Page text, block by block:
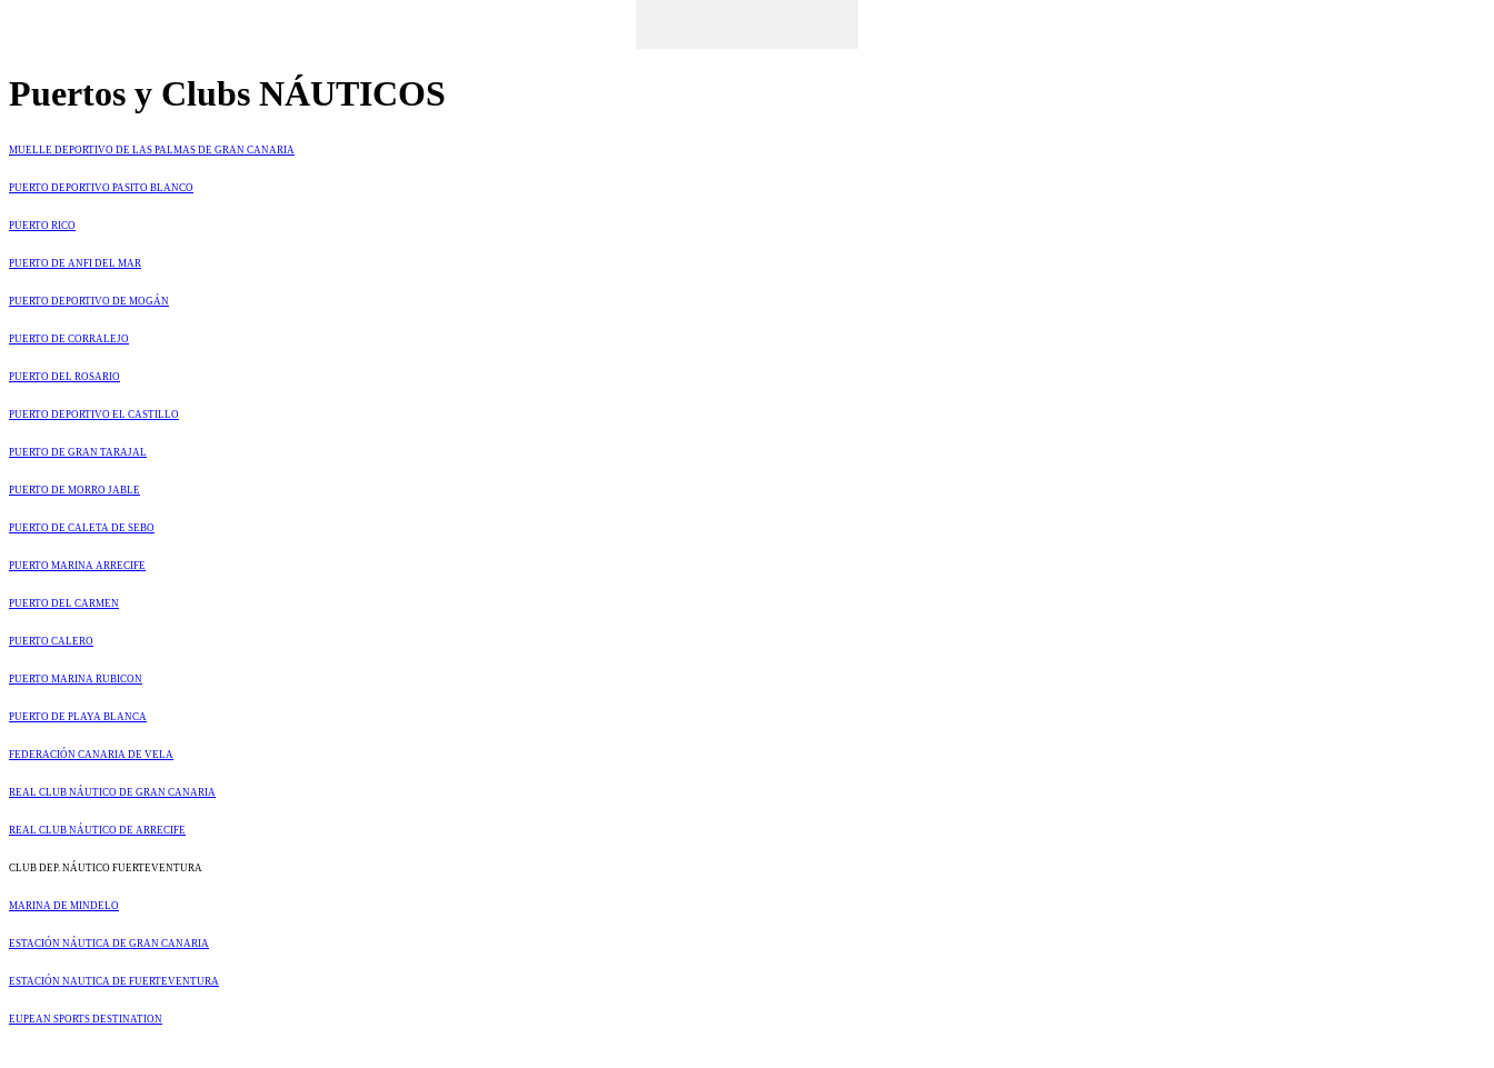
Puertos y Clubs NÁUTICOS
MUELLE DEPORTIVO DE LAS PALMAS DE GRAN CANARIA
PUERTO DEPORTIVO PASITO BLANCO
PUERTO RICO
PUERTO DE ANFI DEL MAR
PUERTO DEPORTIVO DE MOGÁN
PUERTO DE CORRALEJO
PUERTO DEL ROSARIO
PUERTO DEPORTIVO EL CASTILLO
PUERTO DE GRAN TARAJAL
PUERTO DE MORRO JABLE
PUERTO DE CALETA DE SEBO
PUERTO MARINA ARRECIFE
PUERTO DEL CARMEN
PUERTO CALERO
PUERTO MARINA RUBICON
PUERTO DE PLAYA BLANCA
FEDERACIÓN CANARIA DE VELA
REAL CLUB NÁUTICO DE GRAN CANARIA
REAL CLUB NÁUTICO DE ARRECIFE
CLUB DEP. NÁUTICO FUERTEVENTURA
MARINA DE MINDELO
ESTACIÓN NÁUTICA DE GRAN CANARIA
ESTACIÓN NAUTICA DE FUERTEVENTURA
EUPEAN SPORTS DESTINATION